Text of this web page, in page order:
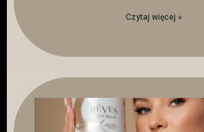
Czytaj więcej »